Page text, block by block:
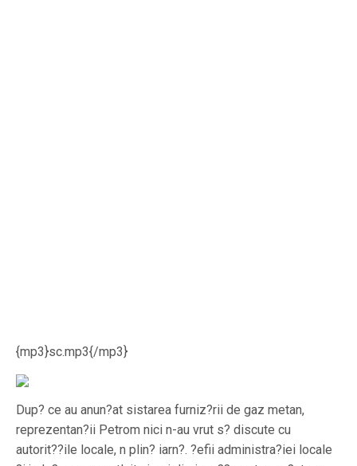
{mp3}sc.mp3{/mp3}
Dup? ce au anun?at sistarea furniz?rii de gaz metan,
reprezentan?ii Petrom nici n-au vrut s? discute cu
autorit??ile locale, n plin? iarn?. ?efii administra?iei locale